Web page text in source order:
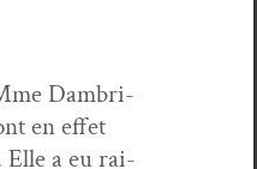
Dambri­
en effet
Elle a eu rai­